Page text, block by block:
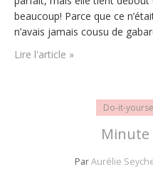
beaucoup! Parce que ce
n’avais jamais cousu de
surprise. C’est un tissu
Lire l'article »
Do-it-
ParAurélie